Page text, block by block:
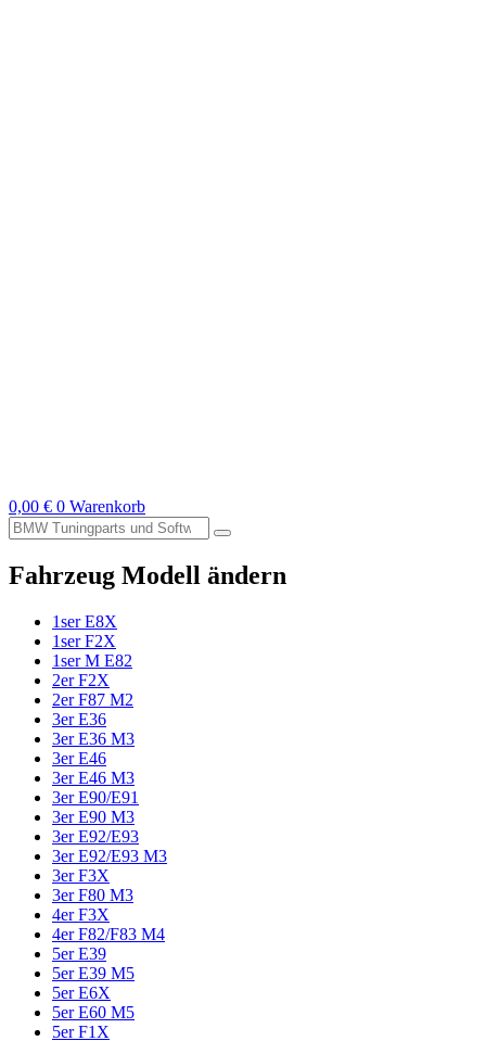
0,00 € 0 Warenkorb
Suche
nach:
Fahrzeug Modell ändern
1ser E8X
1ser F2X
1ser M E82
2er F2X
2er F87 M2
3er E36
3er E36 M3
3er E46
3er E46 M3
3er E90/E91
3er E90 M3
3er E92/E93
3er E92/E93 M3
3er F3X
3er F80 M3
4er F3X
4er F82/F83 M4
5er E39
5er E39 M5
5er E6X
5er E60 M5
5er F1X